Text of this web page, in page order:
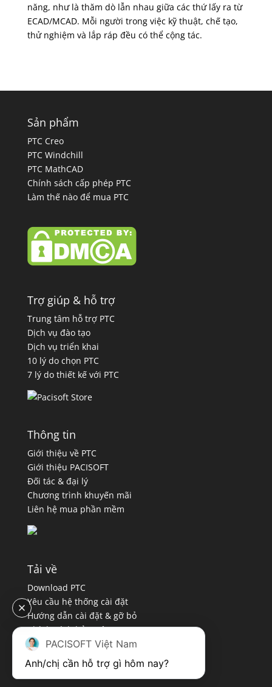
năng, như là thăm dò lẫn nhau giữa các thứ lấy ra từ
ECAD/MCAD. Mỗi người trong việc kỹ thuật, chế tạo,
thử nghiệm và lắp ráp đều có thể cộng tác.
Sản phẩm
PTC Creo
PTC Windchill
PTC MathCAD
Chính sách cấp phép PTC
Làm thế nào để mua PTC
Trợ giúp & hỗ trợ
Trung tâm hỗ trợ PTC
Dịch vụ đào tạo
Dịch vụ triển khai
10 lý do chọn PTC
7 lý do thiết kế với PTC
Thông tin
Giới thiệu về PTC
Giới thiệu PACISOFT
Đối tác & đại lý
Chương trình khuyến mãi
Liên hệ mua phần mềm
Tải về
Download PTC
Yêu cầu hệ thống cài đặt
Hướng dẫn cài đặt & gỡ bỏ
Chính sách bảo mật
Quy định sử dụng
PACISOFT Việt Nam
Anh/chị cần hỗ trợ gì hôm nay?